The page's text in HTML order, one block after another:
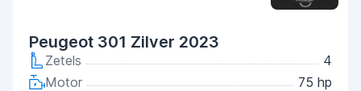
Peugeot 301 Zilver 2023
Zetels
4
Motor
75 hp